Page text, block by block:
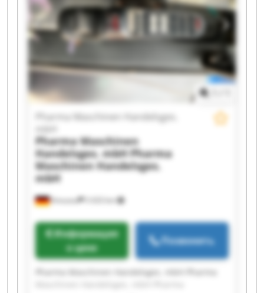
Kreuzau 5 633 km
Pharma Maschinen Handelsges.
Pharma Maschinen
Handelsges. mbHPharma
Maschinen Handelsges.
mbH
Информация
о цене
Позвонить
Pharma Maschinen Handelsges. mbH Pharma